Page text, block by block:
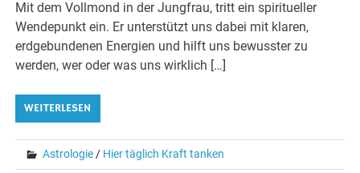
Mit dem Vollmond in der Jungfrau, tritt ein spiritueller
Wendepunkt ein. Er unterstützt uns dabei mit klaren,
erdgebundenen Energien und hilft uns bewusster zu
werden, wer oder was uns wirklich […]
WEITERLESEN
Astrologie/ Hier täglich Kraft tanken